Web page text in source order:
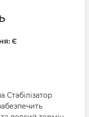
Є
Стабілізатор